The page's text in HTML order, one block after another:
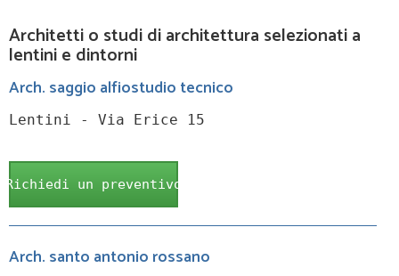
Architetti o studi di architettura selezionati a
lentini e dintorni
Arch. saggio alfiostudio tecnico
Lentini - Via Erice 15
Richiedi un preventivo
Arch. santo antonio rossano